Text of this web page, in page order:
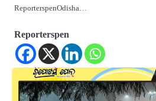
ReporterspenOdisha…
Reporterspen